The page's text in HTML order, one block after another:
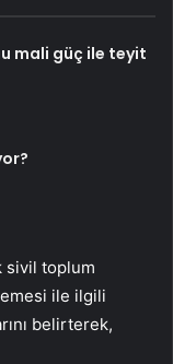
mali güç ile teyit
sivil toplum
ile ilgili
belirterek,